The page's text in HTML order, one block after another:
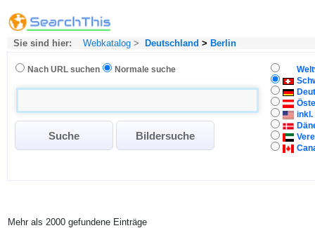
Sie sind hier: Webkatalog > Deutschland > Berlin
Nach URL suchen Normale suche
inkl.
Mehr als 2000 gefundene Einträge